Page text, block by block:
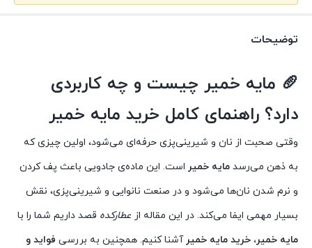
توضیحات
🥖 مایه خمیر چیست و چه کاربردی
دارد؟ راهنمای کامل خرید مایه خمیر
وقتی صحبت از نان و شیرینی‌پزی حرفه‌ای می‌شود، اولین چیزی که
به ذهن می‌رسد مایه خمیر است. این ماده‌ی جادویی باعث پف کردن
و نرم شدن نان‌ها می‌شود و در صنعت نانوایی و شیرینی‌پزی، نقش
بسیار مهمی ایفا می‌کند. در این مقاله از عطارکده قصد داریم شما را با
مایه خمیر، خرید مایه خمیر آشنا کنیم. همچنین به بررسی فواید و